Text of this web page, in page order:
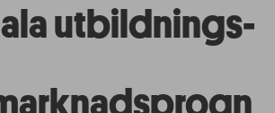
utbildnings-